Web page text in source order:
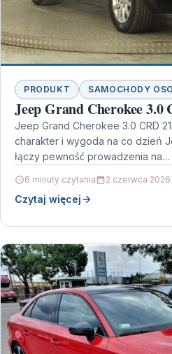
PRODUKT SAMOCHODY
Jeep Grand Cherokee 3.0
Jeep Grand Cherokee 3.0 CRD
charakter i wygoda na co dzień
łączy pewność prowadzenia na…
6 minuty czytania 2 czerwca 2026
Czytaj więcej